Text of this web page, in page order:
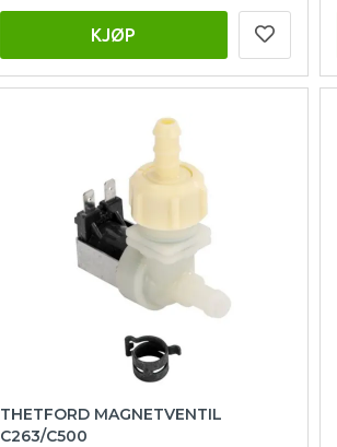
KJØP
THETFORD MAGNETVENTIL
C263/C500